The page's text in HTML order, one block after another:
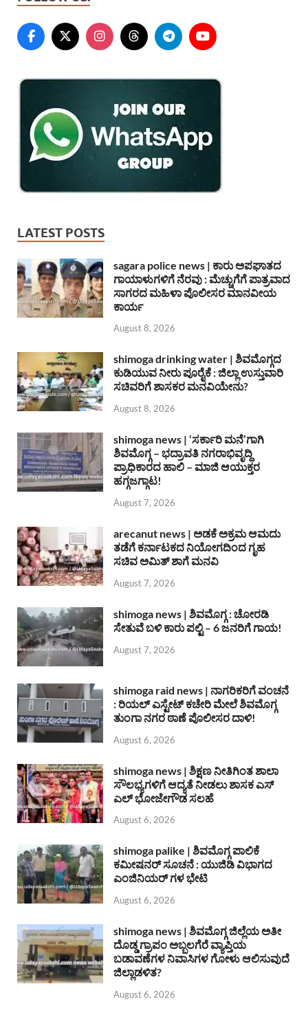
LATEST POSTS
sagara police news | ಕಾರು ಅಪಘಾತದ
ಗಾಯಾಳುಗಳಿಗೆ ನೆರವು : ಮೆಚ್ಚುಗೆಗೆ ಪಾತ್ರವಾದ
ಸಾಗರದ ಮಹಿಳಾ ಪೊಲೀಸರ ಮಾನವೀಯ
ಕಾರ್ಯ
August 8, 2026
shimoga drinking water | ಶಿವಮೊಗ್ಗದ
ಕುಡಿಯುವ ನೀರು ಪೂರೈಕೆ : ಜಿಲ್ಲಾ ಉಸ್ತುವಾರಿ
ಸಚಿವರಿಗೆ ಶಾಸಕರ ಮನವಿಯೇನು?
August 8, 2026
shimoga news | ‘ಸರ್ಕಾರಿ ಮನೆ’ಗಾಗಿ
ಶಿವಮೊಗ್ಗ – ಭದ್ರಾವತಿ ನಗರಾಭಿವೃದ್ದಿ
ಪ್ರಾಧಿಕಾರದ ಹಾಲಿ – ಮಾಜಿ ಆಯುಕ್ತರ
ಹಗ್ಗಜಗ್ಗಾಟ!
August 7, 2026
arecanut news | ಅಡಕೆ ಅಕ್ರಮ ಆಮದು
ತಡೆಗೆ ಕರ್ನಾಟಕದ ನಿಯೋಗದಿಂದ ಗೃಹ
ಸಚಿವ ಅಮಿತ್ ಶಾಗೆ ಮನವಿ
August 7, 2026
shimoga news | ಶಿವಮೊಗ್ಗ : ಚೋರಡಿ
ಸೇತುವೆ ಬಳಿ ಕಾರು ಪಲ್ಟಿ – 6 ಜನರಿಗೆ ಗಾಯ!
August 7, 2026
shimoga raid news | ನಾಗರಿಕರಿಗೆ ವಂಚನೆ
: ರಿಯಲ್ ಎಸ್ಟೇಟ್ ಕಚೇರಿ ಮೇಲೆ ಶಿವಮೊಗ್ಗ
ತುಂಗಾ ನಗರ ಠಾಣೆ ಪೊಲೀಸರ ದಾಳಿ!
August 6, 2026
shimoga news | ಶಿಕ್ಷಣ ನೀತಿಗಿಂತ ಶಾಲಾ
ಸೌಲಭ್ಯಗಳಿಗೆ ಆದ್ಯತೆ ನೀಡಲು ಶಾಸಕ ಎಸ್
ಎಲ್ ಭೋಜೇಗೌಡ ಸಲಹೆ
August 6, 2026
shimoga palike | ಶಿವಮೊಗ್ಗ ಪಾಲಿಕೆ
ಕಮೀಷನರ್ ಸೂಚನೆ : ಯುಜಿಡಿ ವಿಭಾಗದ
ಎಂಜಿನಿಯರ್ ಗಳ ಭೇಟಿ
August 6, 2026
shimoga news | ಶಿವಮೊಗ್ಗ ಜಿಲ್ಲೆಯ ಅತೀ
ದೊಡ್ಡ ಗ್ರಾಪಂ ಅಬ್ಬಲಗೆರೆ ವ್ಯಾಪ್ತಿಯ
ಬಡಾವಣೆಗಳ ನಿವಾಸಿಗಳ ಗೋಳು ಆಲಿಸುವುದೆ
ಜಿಲ್ಲಾಡಳಿತ?
August 6, 2026